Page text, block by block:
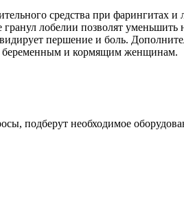
средства при фарингитах
лобелии позволят
першение и боль.
беременным и кормящим женщинам.
подберут необходимое